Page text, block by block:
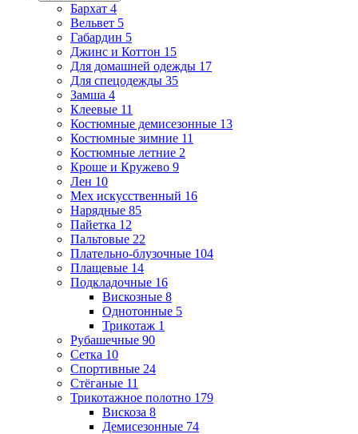
Бархат 4
Вельвет 5
Габардин 5
Джинс и Коттон 15
Для домашней одежды 17
Для спецодежды 35
Замша 4
Клеевые 11
Костюмные демисезонные 13
Костюмные зимние 11
Костюмные летние 2
Кроше и Кружево 9
Лен 10
Мех искусственный 16
Нарядные 85
Пайетка 12
Пальтовые 22
Плательно-блузочные 104
Плащевые 14
Подкладочные 16
Вискозные 8
Однотонные 5
Трикотаж 1
Рубашечные 90
Сетка 10
Спортивные 24
Стёганые 11
Трикотажное полотно 179
Вискоза 8
Демисезонные 74